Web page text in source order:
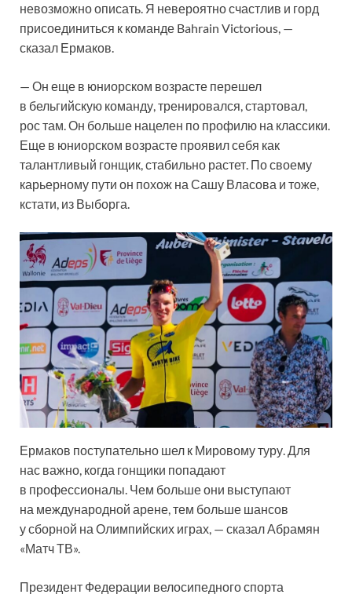
невозможно описать. Я невероятно счастлив и горд
присоединиться к команде Bahrain Victorious, —
сказал Ермаков.
— Он еще в юниорском возрасте перешел
в бельгийскую команду, тренировался, стартовал,
рос там. Он больше нацелен по профилю на классики.
Еще в юниорском возрасте проявил себя как
талантливый гонщик, стабильно растет. По своему
карьерному пути он похож на Сашу Власова и тоже,
кстати, из Выборга.
Ермаков поступательно шел к Мировому туру. Для
нас важно, когда гонщики попадают
в профессионалы. Чем больше они выступают
на международной арене, тем больше шансов
у сборной на Олимпийских играх, — сказал Абрамян
«Матч ТВ».
Президент Федерации велосипедного спорта